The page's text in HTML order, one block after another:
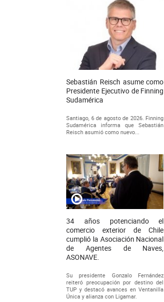
Sebastián Reisch asume como
Presidente Ejecutivo de Finning
Sudamérica
Santiago, 6 de agosto de 2026. Finning
Sudamérica informa que Sebastián
Reisch asumió como nuevo...
34 años potenciando el
comercio exterior de Chile
cumplió la Asociación Nacional
de Agentes de Naves,
ASONAVE.
Su presidente Gonzalo Fernández
reiteró preocupación por destino del
TUP y destacó avances en Ventanilla
Única y alianza con Ligamar.